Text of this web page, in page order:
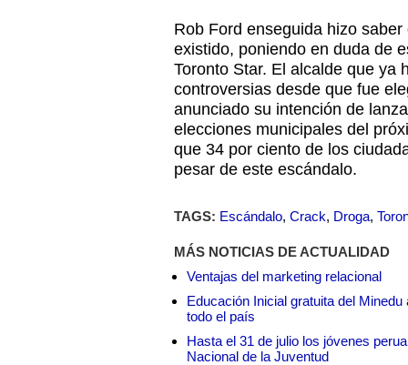
Rob Ford enseguida hizo
existido, poniendo en duda de
Toronto Star. El alcalde que ya
controversias desde que fue
anunciado su intención de
elecciones municipales del
que 34 por ciento de los
pesar de este escándalo.
TAGS: Escándalo, Crack, Droga,
MÁS NOTICIAS DE ACTUALIDAD
Ventajas del marketing relacional
Educación Inicial gratuita del
todo el país
Hasta el 31 de julio los jóvenes
Nacional de la Juventud